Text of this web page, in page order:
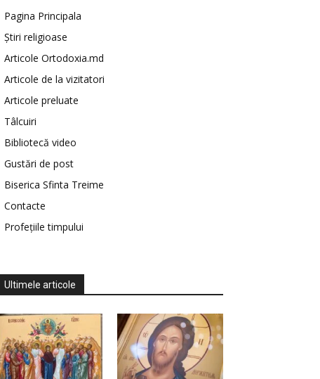
Pagina Principala
Știri religioase
Articole Ortodoxia.md
Articole de la vizitatori
Articole preluate
Tâlcuiri
Bibliotecă video
Gustări de post
Biserica Sfinta Treime
Contacte
Profețiile timpului
Ultimele articole